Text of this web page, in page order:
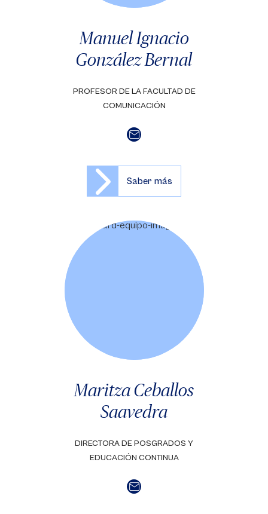
Manuel Ignacio
González Bernal
PROFESOR DE LA FACULTAD DE
COMUNICACIÓN
Saber más
Maritza Ceballos
Saavedra
DIRECTORA DE POSGRADOS Y
EDUCACIÓN CONTINUA